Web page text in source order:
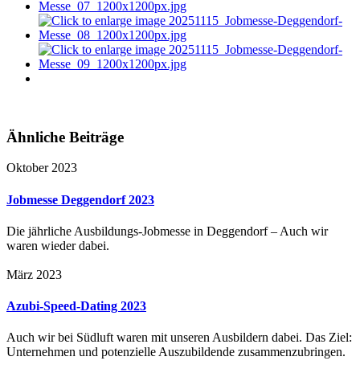
Ähnliche Beiträge
Oktober 2023
Jobmesse Deggendorf 2023
Die jährliche Ausbildungs-Jobmesse in Deggendorf – Auch wir
waren wieder dabei.
März 2023
Azubi-Speed-Dating 2023
Auch wir bei Südluft waren mit unseren Ausbildern dabei. Das Ziel:
Unternehmen und potenzielle Auszubildende zusammenzubringen.